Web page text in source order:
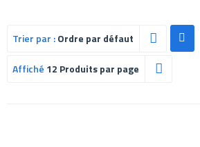
Trier par :Ordre par défaut
Affiché 12 Produits par page